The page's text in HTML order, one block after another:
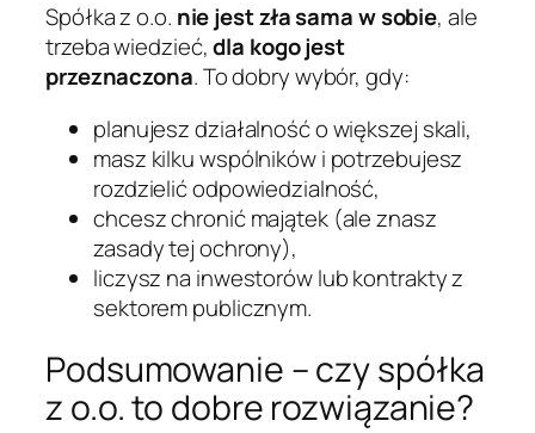
Spółka z o.o. nie jest zła sama w sobie, ale
trzeba wiedzieć,dla kogo jest
przeznaczona. To dobry wybór, gdy:
planujesz działalność o większej skali,
masz kilku wspólników i potrzebujesz
rozdzielić odpowiedzialność,
chcesz chronić majątek (ale znasz
zasady tej ochrony),
liczysz na inwestorów lub kontrakty z
sektorem publicznym.
Podsumowanie – czy spółka
z o.o. to dobre rozwiązanie?